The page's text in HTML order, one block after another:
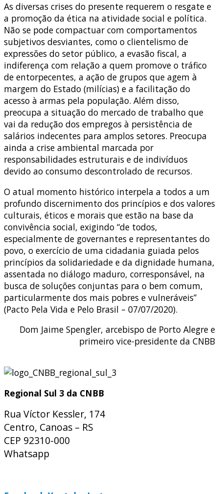
As diversas crises do presente requerem o resgate e
a promoção da ética na atividade social e política.
Não se pode compactuar com comportamentos
subjetivos desviantes, como o clientelismo de
expressões do setor público, a evasão fiscal, a
indiferença com relação a quem promove o tráfico
de entorpecentes, a ação de grupos que agem à
margem do Estado (milícias) e a facilitação do
acesso à armas pela população. Além disso,
preocupa a situação do mercado de trabalho que
vai da redução dos empregos à persistência de
salários indecentes para amplos setores. Preocupa
ainda a crise ambiental marcada por
responsabilidades estruturais e de indivíduos
devido ao consumo descontrolado de recursos.
O atual momento histórico interpela a todos a um
profundo discernimento dos princípios e dos valores
culturais, éticos e morais que estão na base da
convivência social, exigindo “de todos,
especialmente de governantes e representantes do
povo, o exercício de uma cidadania guiada pelos
princípios da solidariedade e da dignidade humana,
assentada no diálogo maduro, corresponsável, na
busca de soluções conjuntas para o bem comum,
particularmente dos mais pobres e vulneráveis”
(Pacto Pela Vida e Pelo Brasil – 07/07/2020).
Dom Jaime Spengler, arcebispo de Porto Alegre e
primeiro vice-presidente da CNBB
Regional Sul 3 da CNBB
Rua Víctor Kessler, 174
Centro, Canoas – RS
CEP 92310-000
Whatsapp